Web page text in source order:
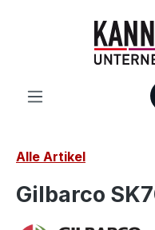
Zum Hauptinhalt
Alle Artikel
Gilbarco